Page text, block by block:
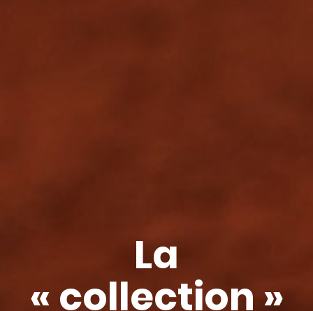
La
« collection »